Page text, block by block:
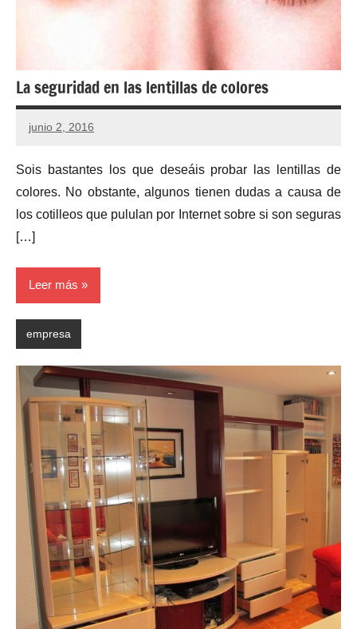
La seguridad en las lentillas de colores
junio 2, 2016
Sois bastantes los que deseáis probar las lentillas de
colores. No obstante, algunos tienen dudas a causa de
los cotilleos que pululan por Internet sobre si son seguras
[…]
Leer más
empresa